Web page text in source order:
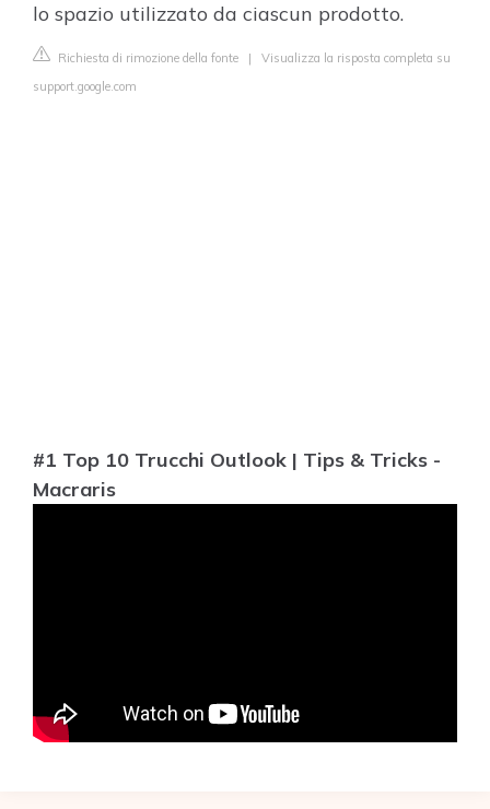
lo spazio utilizzato da ciascun prodotto.
Richiesta di rimozione della fonte | Visualizza la risposta completa su
support.google.com
#1 Top 10 Trucchi Outlook | Tips & Tricks -
Macraris